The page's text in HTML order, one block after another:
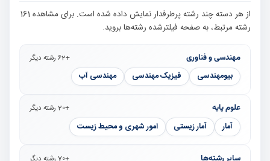
از هر دسته چند رشته پرطرفدار نمایش داده شده است. برای مشاهده 161
رشته مرتبط، به صفحه فیلترشده رشته‌ها بروید.
مهندسی و فناوری +62 رشته دیگر
بیومهندسی فیزیک مهندسی مهندسی آب
علوم پایه +20 رشته دیگر
آمار آمار زیستی امور شهری و محیط زیست
سایر رشته‌ها +70 رشته دیگر